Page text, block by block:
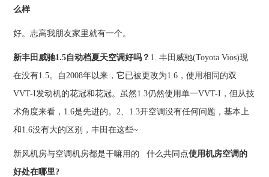
么样
好。志高我朋友家里就有一个。
新丰田威驰1.5自动档夏天空调好吗？ 1. 丰田威驰(Toyota Vios)现
在没有1.5。自2008年以来，它已被更改为1.6，使用相同的双
VVT-I发动机的花冠和花冠。虽然1.3仍然使用单一VVT-I，但从技
术角度来看，1.6是先进的。2、1.3开空调没有任何问题，基本上
和1.6没有大的区别，丰田在这些~
新风机房与空调机房都是干嘛用的 什么共同点使用机房空调的
好处在哪里?